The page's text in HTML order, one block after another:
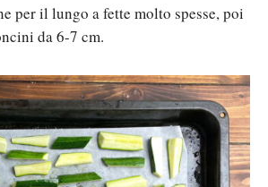
per il lungo a fette molto spesse, poi
da 6-7 cm.